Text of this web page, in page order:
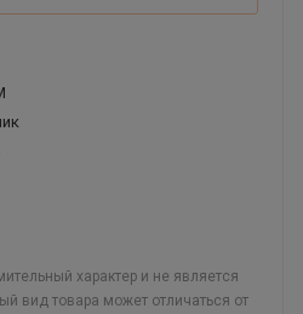
характер и не является
вид товара может отличаться от